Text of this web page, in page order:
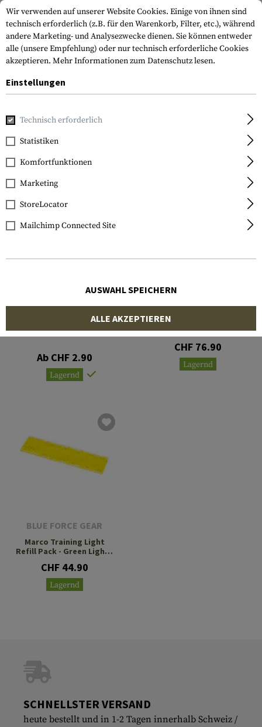
Home Outdoor & Survival
FILTER
6 Inch Light Stick
Ab CHF 2.90
Lagernd
BLUE FORCE GEAR
Marco Dispenser - 30pcs
2" Green Light Sticks
CHF 76.90
Lagernd
BLUE FORCE GEAR
Marco Training Light
Refill Pack - Green Lights
CHF 44.90
Lagernd
SCHNELLSTER VERSAND
heute bestellt und in 1-2 Tagen innerhalb Schweiz /
Wir verwenden auf unserer Website Cookies. Einige von ihnen sind
technisch erforderlich (z.B. für den Warenkorb, Filter, etc.), während
andere Marketing- und Analysezwecke dienen. Sie können entweder
alle (unsere Empfehlung) oder nur technisch erforderliche Cookies
akzeptieren. Mehr Informationen zum Datenschutz lesen.
Einstellungen
Technisch erforderlich
Statistiken
Komfortfunktionen
Marketing
StoreLocator
Mailchimp Connected Site
AUSWAHL SPEICHERN
ALLE AKZEPTIEREN